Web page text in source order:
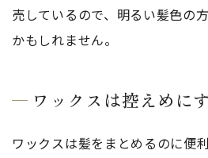
売しているので、明るい髪色の
かもしれません。
ワックスは控えめに
ワックスは髪をまとめるのに便